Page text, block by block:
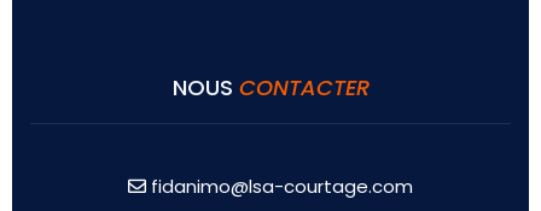
NOUS CONTACTER
fidanimo@lsa-courtage.com